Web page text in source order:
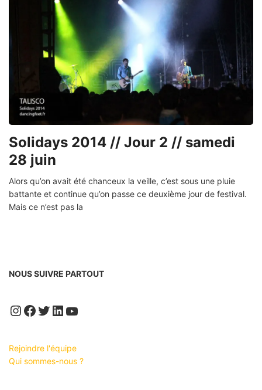
Solidays 2014 // Jour 2 // samedi
28 juin
Alors qu’on avait été chanceux la veille, c’est sous une pluie
battante et continue qu’on passe ce deuxième jour de festival.
Mais ce n’est pas la
NOUS SUIVRE PARTOUT
Instagram
Facebook
Twitter
LinkedIn
YouTube
Rejoindre l'équipe
Qui sommes-nous ?